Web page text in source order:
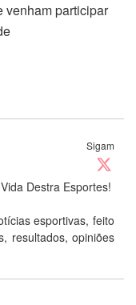
venham participar
Sigam
Destra Esportes!
esportivas, feito
resultados, opiniões